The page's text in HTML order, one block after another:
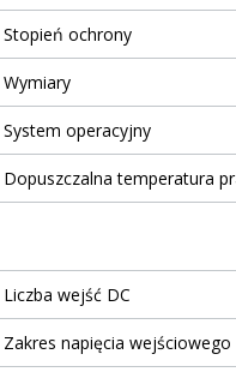
Stopień ochrony
Wymiary
System operacyjny
Dopuszczalna temperatura
Liczba wejść DC
Zakres napięcia wejściowego